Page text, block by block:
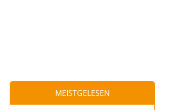
MEISTGELESEN